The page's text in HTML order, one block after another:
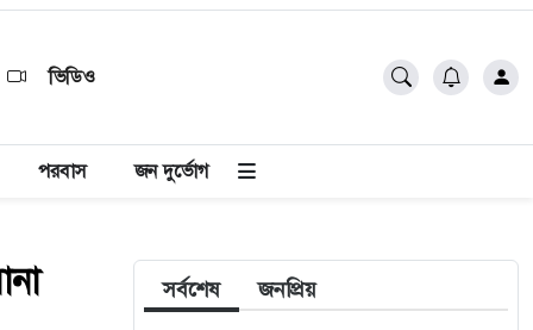
ভিডিও
পরবাস জন দুর্ভোগ
সর্বশেষ জনপ্রিয়